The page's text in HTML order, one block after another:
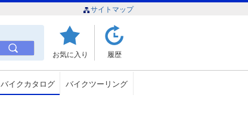
サイトマップ
お気に入り 履歴
バイクカタログ バイクツーリング